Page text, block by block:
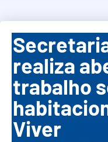
realiza
trabalho
Viver